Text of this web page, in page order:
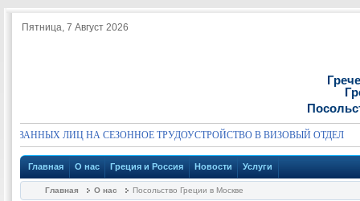
Пятница, 7 Август 2026
ЛИЦ НА СЕЗОННОЕ ТРУДОУСТРОЙСТВО В ВИЗОВЫЙ ОТДЕЛ
Главная О нас Греция и Россия Новости Услуги
Главная О нас Посольство Греции в Москве